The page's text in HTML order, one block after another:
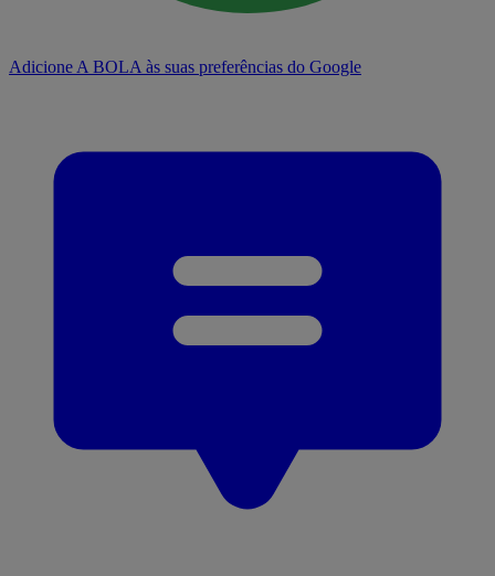
Adicione A BOLA às suas preferências do Google